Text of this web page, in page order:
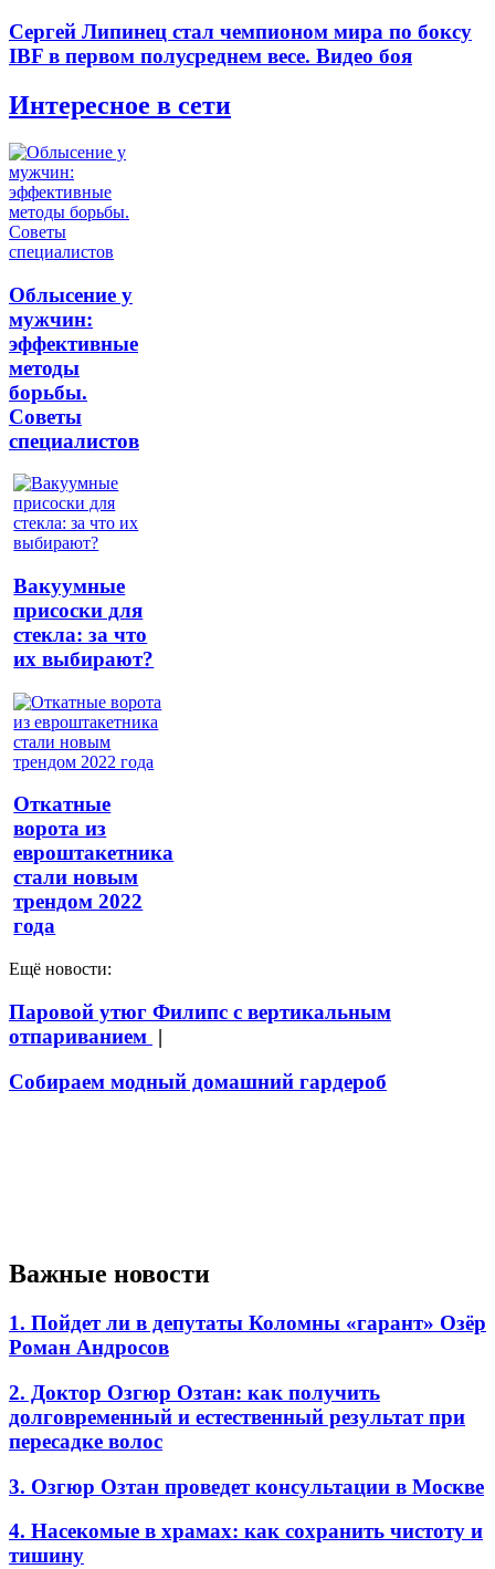
Сергей Липинец стал чемпионом мира по боксу
IBF в первом полусреднем весе. Видео боя
Интересное в сети
Облысение у
мужчин:
эффективные
методы
борьбы.
Советы
специалистов
Вакуумные
присоски для
стекла: за что
их выбирают?
Откатные
ворота из
евроштакетника
стали новым
трендом 2022
года
Ещё новости:
Паровой утюг Филипс с вертикальным
отпариванием |
Собираем модный домашний гардероб
Важные новости
1. Пойдет ли в депутаты Коломны «гарант» Озёр
Роман Андросов
2. Доктор Озгюр Озтан: как получить
долговременный и естественный результат при
пересадке волос
3. Озгюр Озтан проведет консультации в Москве
4. Насекомые в храмах: как сохранить чистоту и
тишину